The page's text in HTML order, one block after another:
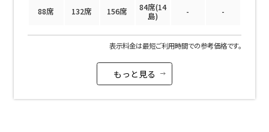
88席 132席 156席 84席(14
島) - -
表示料金は最短ご利用時間での参考価格です。
もっと見る